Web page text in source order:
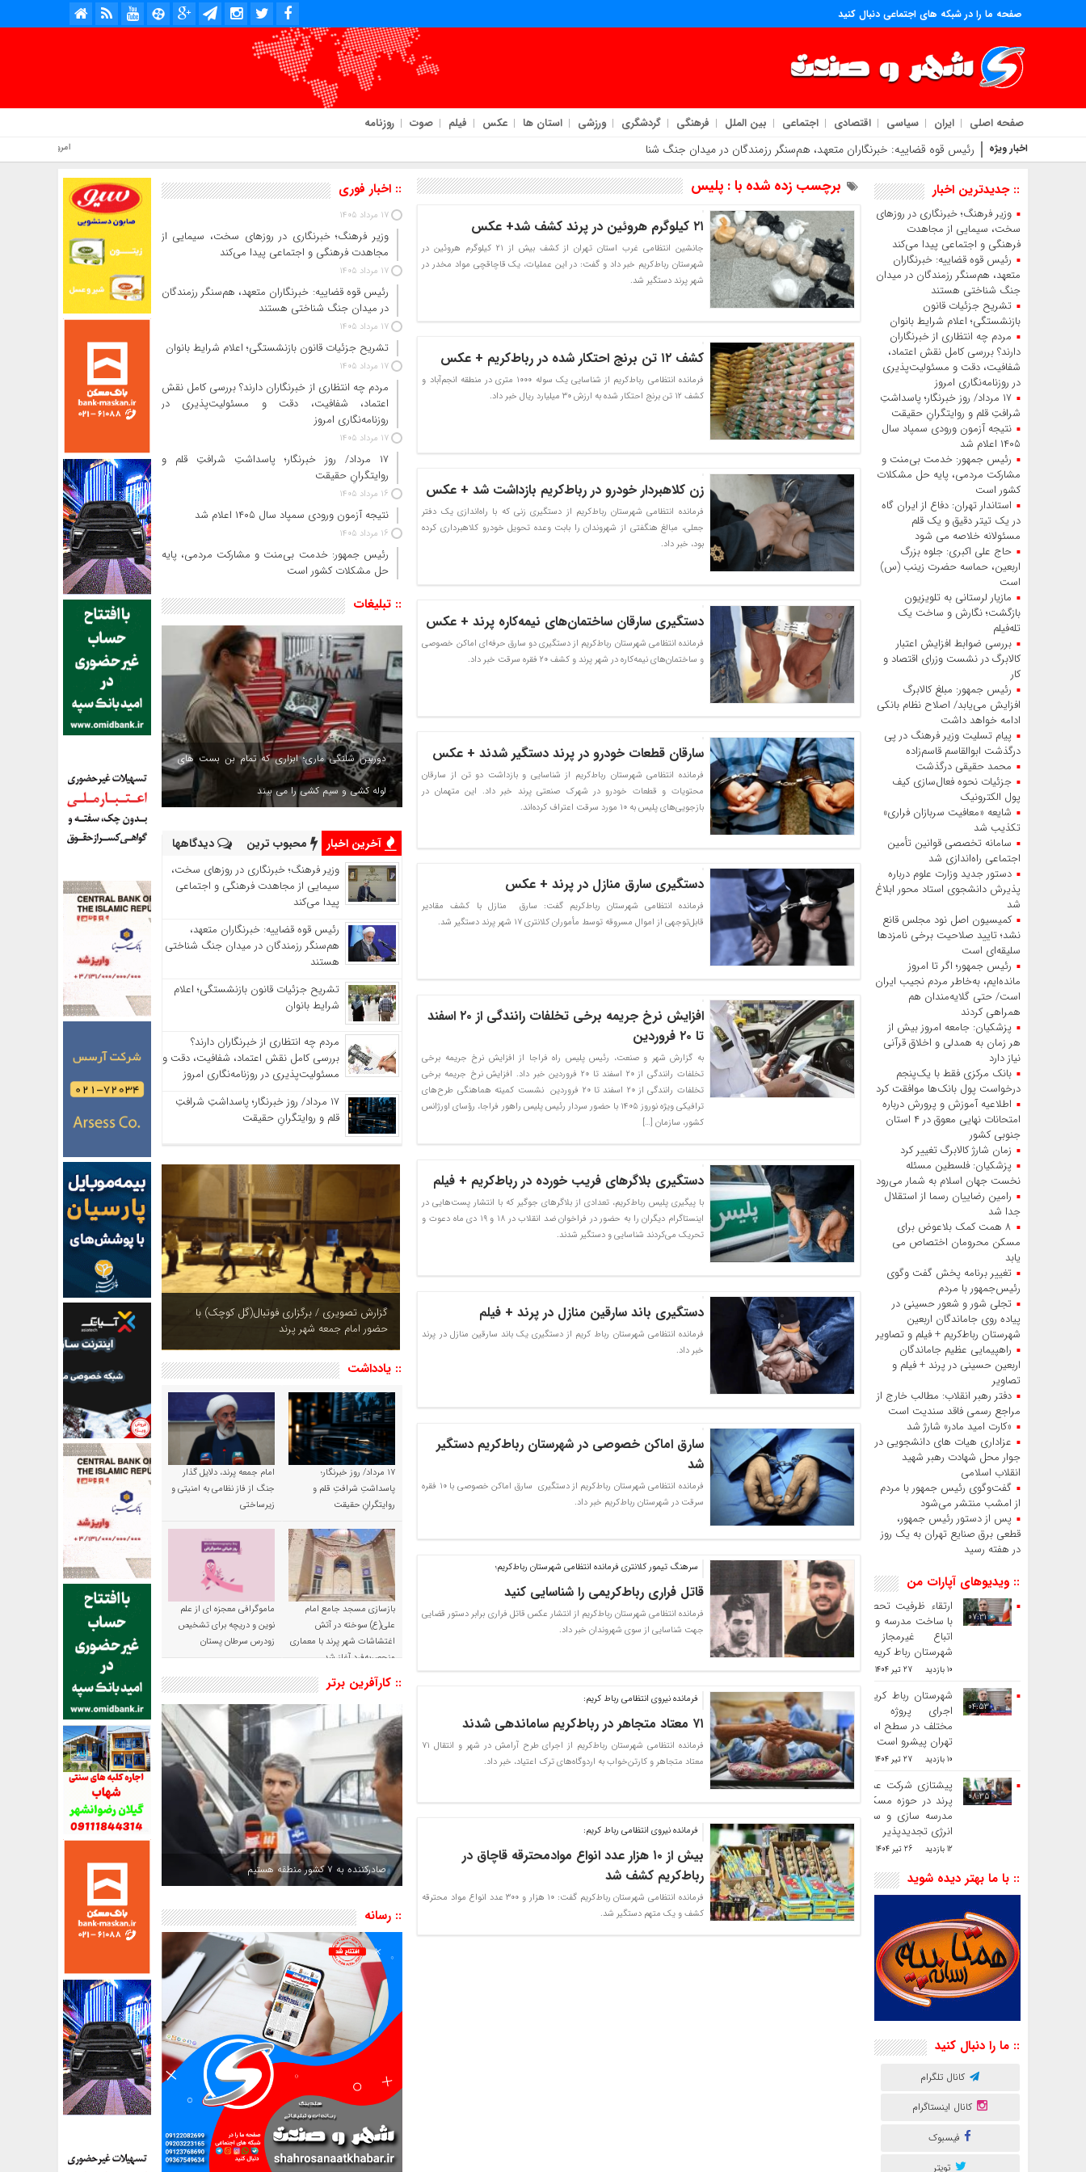
صفحه ما را در شبکه های اجتماعی دنبال کنید
صفحه اصلی ایران سیاسی اقتصادی اجتماعی بین الملل فرهنگی گردشگری ورزشی استان ها عکس فیلم صوت روزنامه
اخبار ویژه رئیس قوه قضاییه: خبرنگاران متعهد، هم‌سنگر رزمندگان در میدان جنگ شناختی هستند امروز : شنبه, ۱۷ مرداد , ۱۴۰۵ .::. برابر با : Saturday, 8 August , 2026 .::. اخبار منتشر شده : 5 خبر
:: جدیدترین اخبار
وزیر فرهنگ؛ خبرنگاری در روزهای
سخت، سیمایی از مجاهدت
فرهنگی و اجتماعی پیدا می‌کند
رئیس قوه قضاییه: خبرنگاران
متعهد، هم‌سنگر رزمندگان در میدان
جنگ شناختی هستند
تشریح جزئیات قانون
بازنشستگی؛ اعلام شرایط بانوان
مردم چه انتظاری از خبرنگاران
دارند؟ بررسی کامل نقش اعتماد،
شفافیت، دقت و مسئولیت‌پذیری
در روزنامه‌نگاری امروز
۱۷ مرداد/ روز خبرنگار؛ پاسداشتِ
شرافتِ قلم و روایتگرانِ حقیقت
نتیجه آزمون ورودی سمپاد سال
۱۴۰۵ اعلام شد
رئیس جمهور: خدمت بی‌منت و
مشارکت مردمی، پایه حل مشکلات
کشور است
استاندار تهران: دفاع از ایران گاه
در یک تیتر دقیق و یک قلم
مسئولانه خلاصه می شود
حاج‌ علی‌ اکبری: جلوه بزرگ
اربعین، حماسه حضرت زینب (س)
است
مازیار لرستانی به تلویزیون
بازگشت؛ نگارش و ساخت یک
تله‌فیلم
بررسی ضوابط افزایش اعتبار
کالابرگ در نشست وزرای اقتصاد و
کار
رئیس‌ جمهور: مبلغ کالابرگ
افزایش می‌یابد/ اصلاح نظام بانکی
ادامه خواهد داشت
پیام تسلیت وزیر فرهنگ در پی
درگذشت ابوالقاسم قاسم‌زاده
محمد حقیقی درگذشت
جزئیات نحوه فعال‌سازی کیف
پول الکترونیک
شایعه «معافیت سربازان فراری»
تکذیب شد
سامانه تخصصی قوانین تأمین
اجتماعی راه‌اندازی شد
دستور جدید وزارت علوم درباره
پذیرش دانشجوی استاد محور ابلاغ
شد
کمیسیون اصل نود مجلس قانع
نشد؛ تایید صلاحیت برخی نامزدها
سلیقه‌ای است
رئیس‌ جمهور؛ اگر تا امروز
مانده‌ایم، به‌خاطر مردم نجیب ایران
است/ حتی گلایه‌مندان هم
همراهی کردند
پزشکیان: جامعه امروز بیش از
هر زمان به همدلی و اخلاق قرآنی
نیاز دارد
بانک مرکزی فقط با یک‌‎پنجم
درخواست پول بانک‌ها موافقت کرد
اطلاعیه آموزش و پرورش درباره
امتحانات نهایی معوق در ۴ استان
جنوبی کشور
زمان شارژ کالابرگ تغییر کرد
پزشکیان: فلسطین مسئله
نخست جهان اسلام به شمار می‌رود
رامین رضاییان رسما از استقلال
جدا شد
۸ همت کمک بلاعوض برای
مسکن محرومان اختصاص می
یابد
تغییر برنامه پخش گفت‌ وگوی
رئیس‌جمهور با مردم
تجلی شور و شعور حسینی در
پیاده‌ روی جاماندگان اربعین
شهرستان رباط‌کریم + فیلم و تصاویر
راهپیمایی عظیم جاماندگان
اربعین حسینی در پرند + فیلم و
تصاویر
دفتر رهبر انقلاب: مطالب خارج از
مراجع رسمی فاقد سندیت است
«کارت امید مادر» شارژ شد
عزاداری هیات‌ های دانشجویی در
جوار محل شهادت رهبر شهید
انقلاب اسلامی
گفت‌وگوی رئیس‌ جمهور با مردم
از امشب منتشر می‌شود
پس از دستور رئیس‌ جمهور،
قطعی برق صنایع تهران به یک روز
در هفته رسید
:: ویدیوهای آپارات من
07:31
ارتقاء ظرفیت تحصیلی
با ساخت مدرسه و طرد
اتباع غیرمجاز در
شهرستان رباط کریم
10 بازدید 27 تیر 1404
04:53
شهرستان رباط کریم در
اجرای پروژه های
مختلف در سطح استان
تهران پیشرو است
10 بازدید 27 تیر 1404
08:35
پیشتازی شرکت عمران
پرند در حوزه مسکن ،
مدرسه سازی و سایت
انرژی تجدیدپذیر
12 بازدید 26 تیر 1404
:: با ما بهتر دیده شوید
:: ما را دنبال کنید
کانال تلگرام
کانال اینستاگرام
فیسبوک
تویتر
برچسب زده شده با : پلیس
۲۱ کیلوگرم هروئین در پرند کشف شد+ عکس
جانشین انتظامی غرب استان تهران از کشف بیش از ۲۱ کیلوگرم هروئین در
شهرستان رباط‌کریم خبر داد و گفت: در این عملیات، یک قاچاقچی مواد مخدر در
شهر پرند دستگیر شد.
کشف ۱۲ تن برنج احتکار شده در رباط‌کریم + عکس
فرمانده انتظامی رباط‌کریم از شناسایی یک سوله ۱۰۰۰ متری در منطقه انجم‌آباد و
کشف ۱۲ تن برنج احتکار شده به ارزش ۳۰ میلیارد ریال خبر داد.
زن کلاهبردار خودرو در رباط‌کریم بازداشت شد + عکس
فرمانده انتظامی شهرستان رباط‌کریم از دستگیری زنی که با راه‌اندازی یک دفتر
جعلی، مبالغ هنگفتی از شهروندان را بابت وعده تحویل خودرو کلاهبرداری کرده
بود، خبر داد.
دستگیری سارقان ساختمان‌های نیمه‌کاره پرند + عکس
فرمانده انتظامی شهرستان رباط‌کریم از دستگیری دو سارق حرفه‌ای اماکن خصوصی
و ساختمان‌های نیمه‌کاره در شهر پرند و کشف ۲۰ فقره سرقت خبر داد.
سارقان قطعات خودرو در پرند دستگیر شدند + عکس
فرمانده انتظامی شهرستان رباط‌کریم از شناسایی و بازداشت دو تن از سارقان
محتویات و قطعات خودرو در شهرک صنعتی پرند خبر داد. این متهمان در
بازجویی‌های پلیس به ۱۰ مورد سرقت اعتراف کرده‌اند.
دستگیری سارق منازل در پرند + عکس
فرمانده انتظامی شهرستان رباط‌کریم گفت: سارق منازل با کشف مقادیر
قابل‌توجهی از اموال مسروقه توسط مأموران کلانتری ۱۷ شهر پرند دستگیر شد.
افزایش نرخ جریمه برخی تخلفات رانندگی از ۲۰ اسفند
تا ۲۰ فروردین
به گزارش شهر و صنعت، رئیس پلیس راه فراجا از افزایش نرخ جریمه برخی
تخلفات رانندگی از ۲۰ اسفند تا ۲۰ فروردین خبر داد. افزایش نرخ جریمه برخی
تخلفات رانندگی از ۲۰ اسفند تا ۲۰ فروردین نشست کمیته هماهنگی طرح‌های
ترافیکی ویژه نوروز ۱۴۰۵ با حضور سردار رئیس پلیس راهور فراجا، رؤسای اورژانس
کشور، سازمان […]
دستگیری بلاگرهای فریب‌ خورده در رباط‌کریم + فیلم
با پیگیری پلیس رباط‌کریم، تعدادی از بلاگرهای جوگیر که با انتشار پست‌هایی در
اینستاگرام دیگران را به حضور در فراخوان ضد انقلاب در ۱۸ و ۱۹ دی ماه دعوت و
تحریک می‌کردند شناسایی و دستگیر شدند.
دستگیری باند سارقین منازل در پرند + فیلم
فرمانده انتظامی شهرستان رباط کریم از دستگیری یک باند سارقین منازل در پرند
خبر داد.
سارق اماکن خصوصی در شهرستان رباط‌کریم دستگیر
شد
فرمانده انتظامی شهرستان رباط‌کریم از دستگیری سارق اماکن خصوصی با ۱۰ فقره
سرقت در شهرستان رباط‌کریم خبر داد.
سرهنگ تيمور کلانتری فرمانده انتظامی شهرستان رباط‌کریم؛
قاتل فراری رباط‌کريمی را شناسايی کنيد
فرمانده انتظامی شهرستان رباط‌کريم از انتشار عکس قاتل فراری برابر دستور قضایی
جهت شناسايی از سوی شهروندان خبر داد.
فرمانده نیروی انتظامی رباط کریم:
۷۱ معتاد متجاهر در رباط‌کریم ساماندهی شدند
فرمانده انتظامی شهرستان رباط‌کریم از اجرای طرح آرامش در شهر و انتقال ۷۱
معتاد متجاهر و کارتن‌خواب به اردوگاه‌های ترک اعتیاد، خبر داد.
فرمانده نیروی انتظامی رباط کریم:
بیش از ۱۰ هزار عدد انواع موادمحترقه قاچاق در
رباط‌کریم کشف شد
فرمانده انتظامی شهرستان رباط‌کریم گفت: ۱۰ هزار و ۳۰۰ عدد انواع مواد محترقه
کشف و یک متهم دستگیر شد.
:: اخبار فوری
17 مرداد 1405
وزیر فرهنگ؛ خبرنگاری در روزهای سخت، سیمایی از
مجاهدت فرهنگی و اجتماعی پیدا می‌کند
17 مرداد 1405
رئیس قوه قضاییه: خبرنگاران متعهد، هم‌سنگر رزمندگان
در میدان جنگ شناختی هستند
17 مرداد 1405
تشریح جزئیات قانون بازنشستگی؛ اعلام شرایط بانوان
17 مرداد 1405
مردم چه انتظاری از خبرنگاران دارند؟ بررسی کامل نقش
اعتماد، شفافیت، دقت و مسئولیت‌پذیری در
روزنامه‌نگاری امروز
17 مرداد 1405
۱۷ مرداد/ روز خبرنگار؛ پاسداشتِ شرافتِ قلم و
روایتگرانِ حقیقت
16 مرداد 1405
نتیجه آزمون ورودی سمپاد سال ۱۴۰۵ اعلام شد
16 مرداد 1405
رئیس جمهور: خدمت بی‌منت و مشارکت مردمی، پایه
حل مشکلات کشور است
:: تبلیغات
دوربین شلنگی ماری؛ ابزاری که تمام بن بست های
لوله کشی و سیم کشی را می بیند
آخرین اخبار محبوب ترین دیدگاهها
وزیر فرهنگ؛ خبرنگاری در روزهای سخت،
سیمایی از مجاهدت فرهنگی و اجتماعی
پیدا می‌کند
رئیس قوه قضاییه: خبرنگاران متعهد،
هم‌سنگر رزمندگان در میدان جنگ شناختی
هستند
تشریح جزئیات قانون بازنشستگی؛ اعلام
شرایط بانوان
مردم چه انتظاری از خبرنگاران دارند؟
بررسی کامل نقش اعتماد، شفافیت، دقت و
مسئولیت‌پذیری در روزنامه‌نگاری امروز
۱۷ مرداد/ روز خبرنگار؛ پاسداشتِ شرافتِ
قلم و روایتگرانِ حقیقت
چشم نوازی بوستان های شهر پرند در فصل بهار +
تصاویر
:: یادداشت
۱۷ مرداد/ روز خبرنگار؛
پاسداشتِ شرافتِ قلم و
روایتگرانِ حقیقت
امام جمعه پرند، دلایل گذار
جنگ از فاز نظامی به امنیتی و
زیرساختی
بازسازی مسجد جامع امام
علی(ع) سوخته در آتش
اغتشاشات شهر پرند با معماری
منحصربه‌فرد آغاز شد
ماموگرافی معجزه ای از علم
نوین و دریچه برای تشخیص
زودرس سرطان پستان
:: کارآفرین برتر
صادرکننده به ۷ کشور منطقه هستیم
:: رسانه